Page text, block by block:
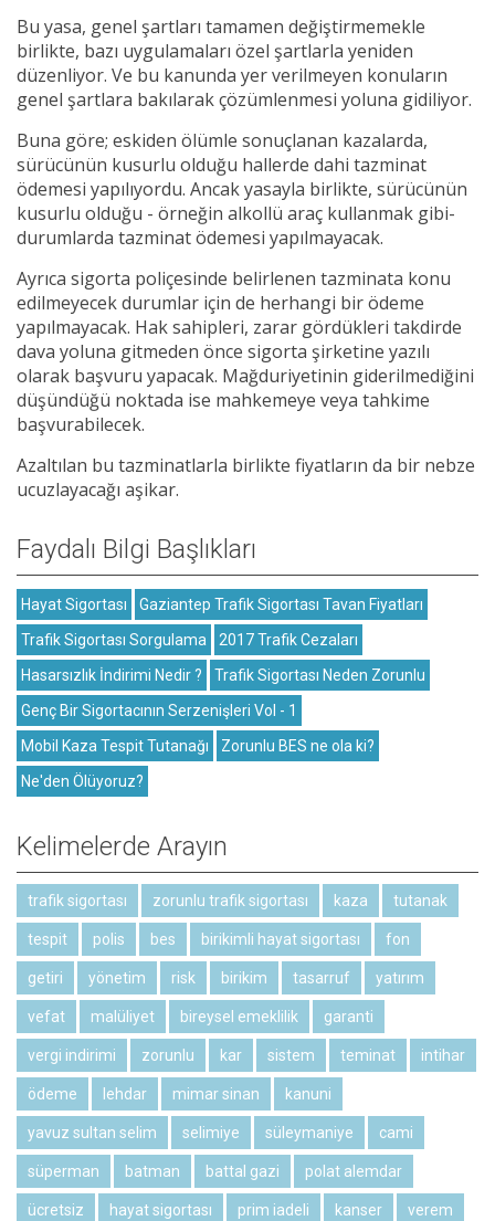
Bu yasa, genel şartları tamamen değiştirmemekle
birlikte, bazı uygulamaları özel şartlarla yeniden
düzenliyor. Ve bu kanunda yer verilmeyen konuların
genel şartlara bakılarak çözümlenmesi yoluna gidiliyor.
Buna göre; eskiden ölümle sonuçlanan kazalarda,
sürücünün kusurlu olduğu hallerde dahi tazminat
ödemesi yapılıyordu. Ancak yasayla birlikte, sürücünün
kusurlu olduğu - örneğin alkollü araç kullanmak gibi-
durumlarda tazminat ödemesi yapılmayacak.
Ayrıca sigorta poliçesinde belirlenen tazminata konu
edilmeyecek durumlar için de herhangi bir ödeme
yapılmayacak. Hak sahipleri, zarar gördükleri takdirde
dava yoluna gitmeden önce sigorta şirketine yazılı
olarak başvuru yapacak. Mağduriyetinin giderilmediğini
düşündüğü noktada ise mahkemeye veya tahkime
başvurabilecek.
Azaltılan bu tazminatlarla birlikte fiyatların da bir nebze
ucuzlayacağı aşikar.
Faydalı Bilgi Başlıkları
Hayat Sigortası
Gaziantep Trafik Sigortası Tavan Fiyatları
Trafik Sigortası Sorgulama
2017 Trafik Cezaları
Hasarsızlık İndirimi Nedir ?
Trafik Sigortası Neden Zorunlu
Genç Bir Sigortacının Serzenişleri Vol - 1
Mobil Kaza Tespit Tutanağı
Zorunlu BES ne ola ki?
Ne'den Ölüyoruz?
Kelimelerde Arayın
trafik sigortası zorunlu trafik sigortası kaza tutanak
tespit polis bes birikimli hayat sigortası fon
getiri yönetim risk birikim tasarruf yatırım
vefat malüliyet bireysel emeklilik garanti
vergi indirimi zorunlu kar sistem teminat intihar
ödeme lehdar mimar sinan kanuni
yavuz sultan selim selimiye süleymaniye cami
süperman batman battal gazi polat alemdar
ücretsiz hayat sigortası prim iadeli kanser verem